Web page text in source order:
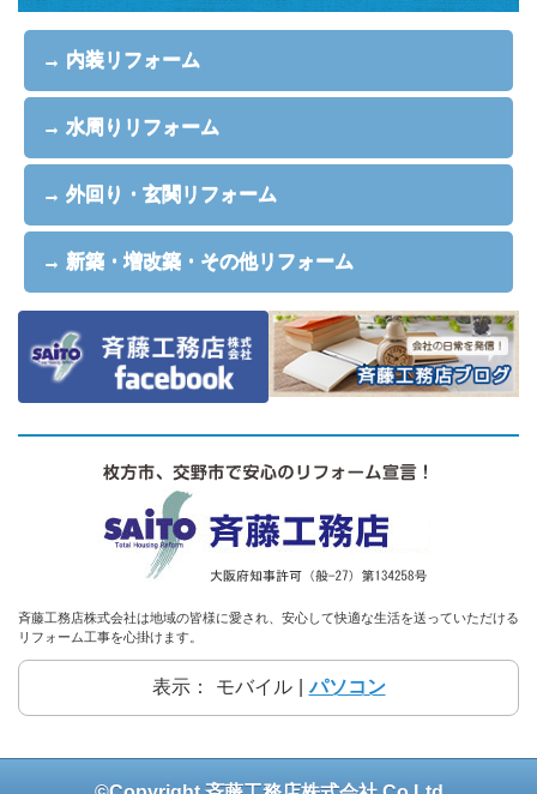
→ 内装リフォーム
→ 水周りリフォーム
→ 外回り・玄関リフォーム
→ 新築・増改築・その他リフォーム
斉藤工務店株式会社は地域の皆様に愛され、安心して快適な生活を送っていただける
リフォーム工事を心掛けます。
表示： モバイル パソコン